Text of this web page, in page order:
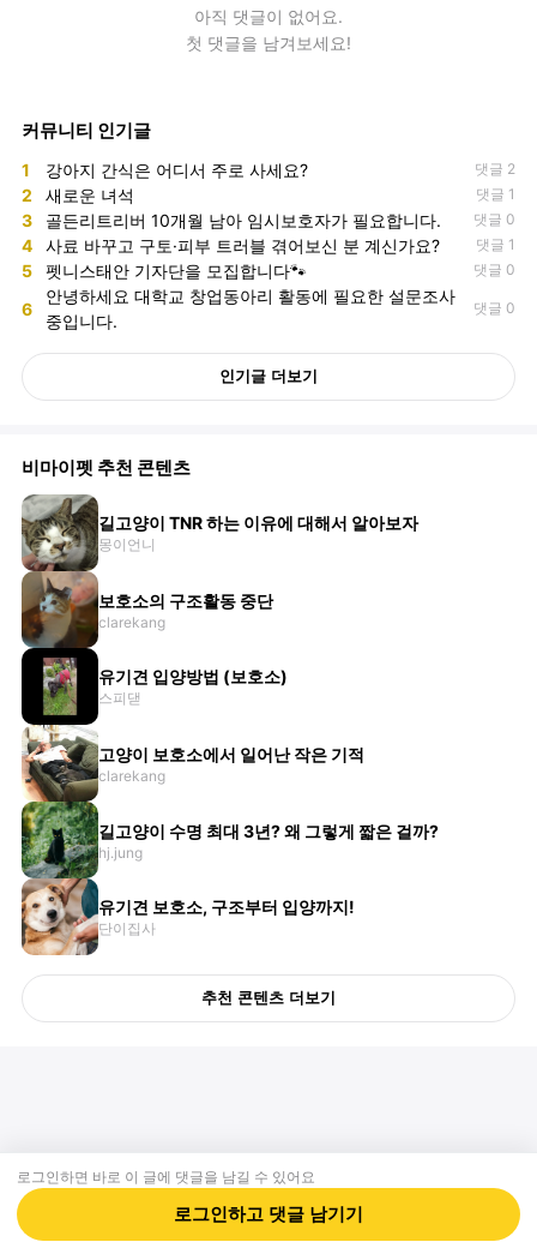
아직 댓글이 없어요.
첫 댓글을 남겨보세요!
커뮤니티 인기글
1 강아지 간식은 어디서 주로 사세요? 댓글 2
2 새로운 녀석 댓글 1
3 골든리트리버 10개월 남아 임시보호자가 필요합니다. 댓글 0
4 사료 바꾸고 구토·피부 트러블 겪어보신 분 계신가요? 댓글 1
5 펫니스태안 기자단을 모집합니다🐾 댓글 0
6
안녕하세요 대학교 창업동아리 활동에 필요한 설문조사
중입니다.
댓글 0
인기글 더보기
비마이펫 추천 콘텐츠
길고양이 TNR 하는 이유에 대해서 알아보자
몽이언니
보호소의 구조활동 중단
clarekang
유기견 입양방법 (보호소)
스피댇
고양이 보호소에서 일어난 작은 기적
clarekang
길고양이 수명 최대 3년? 왜 그렇게 짧은 걸까?
hj.jung
유기견 보호소, 구조부터 입양까지!
단이집사
추천 콘텐츠 더보기
로그인하면 바로 이 글에 댓글을 남길 수 있어요
로그인하고 댓글 남기기